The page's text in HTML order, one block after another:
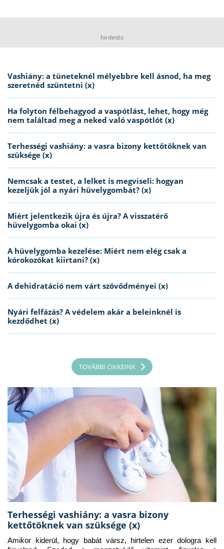
hirdetés
Vashiány: a tüneteknél mélyebbre kell ásnod, ha meg
szeretnéd szüntetni (x)
Ha folyton félbehagyod a vaspótlást, lehet, hogy még
nem találtad meg a neked való vaspótlót (x)
Terhességi vashiány: a vasra bizony kettőtöknek van
szüksége (x)
Nemcsak a testet, a lelket is megviseli: hogyan
kezeljük jól a nyári hüvelygombát? (x)
Miért jelentkezik újra és újra? A visszatérő
hüvelygomba okai (x)
A hüvelygomba kezelése: Miért nem elég csak a
kórokozókat kiirtani? (x)
A dehidratáció nem várt szövődményei (x)
Nyári felfázás? A védelem akár a beleinknél is
kezdődhet (x)
TOVÁBBI CIKKEINK
Terhességi vashiány: a vasra bizony
kettőtöknek van szüksége (x)
Amikor kiderül, hogy babát vársz, hirtelen ezer dologra kell